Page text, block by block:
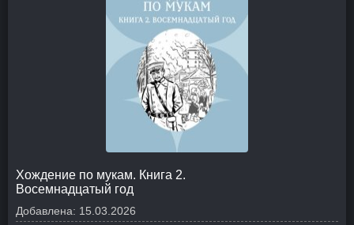
Хождение по мукам. Книга 2.
Восемнадцатый год
Добавлена: 15.03.2026